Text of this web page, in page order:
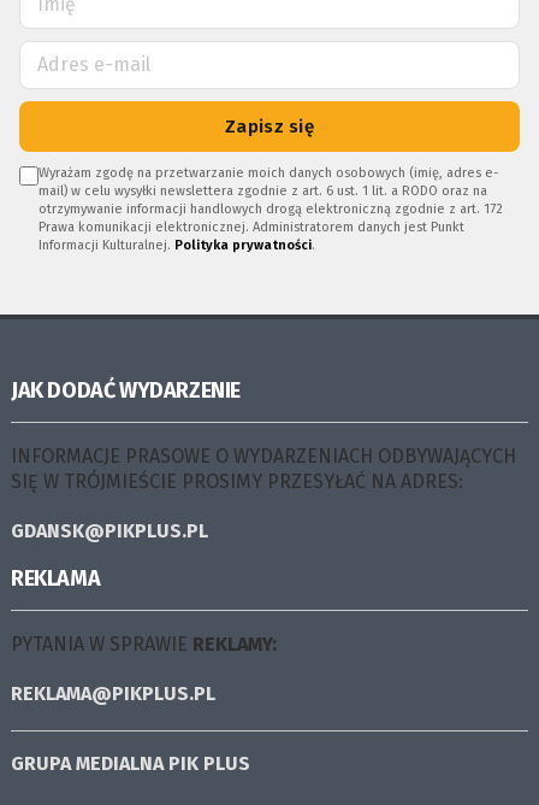
Zapisz się
Wyrażam zgodę na przetwarzanie moich danych osobowych (imię, adres e-
mail) w celu wysyłki newslettera zgodnie z art. 6 ust. 1 lit. a RODO oraz na
otrzymywanie informacji handlowych drogą elektroniczną zgodnie z art. 172
Prawa komunikacji elektronicznej. Administratorem danych jest Punkt
Informacji Kulturalnej. Polityka prywatności.
JAK DODAĆ WYDARZENIE
INFORMACJE PRASOWE O WYDARZENIACH ODBYWAJĄCYCH
SIĘ W TRÓJMIEŚCIE PROSIMY PRZESYŁAĆ NA ADRES:
GDANSK@PIKPLUS.PL
REKLAMA
PYTANIA W SPRAWIE REKLAMY:
REKLAMA@PIKPLUS.PL
GRUPA MEDIALNA PIK PLUS